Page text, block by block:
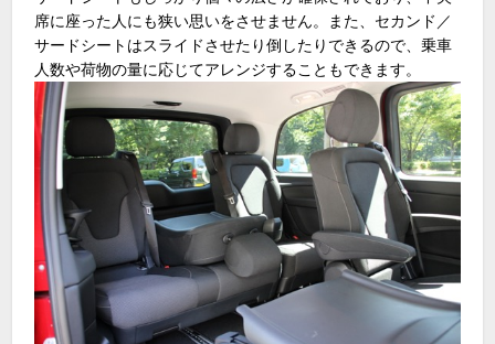
席に座った人にも狭い思いをさせません。また、セカンド／
サードシートはスライドさせたり倒したりできるので、乗車
人数や荷物の量に応じてアレンジすることもできます。